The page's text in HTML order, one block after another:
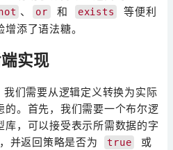
、 or 和 exists
等便利
添了语法糖。
实现
们需要从逻辑定义转换为实际
的。首先，我们需要一个布尔逻
，可以接受表示所需数据的字
并返回策略是否为
true 或